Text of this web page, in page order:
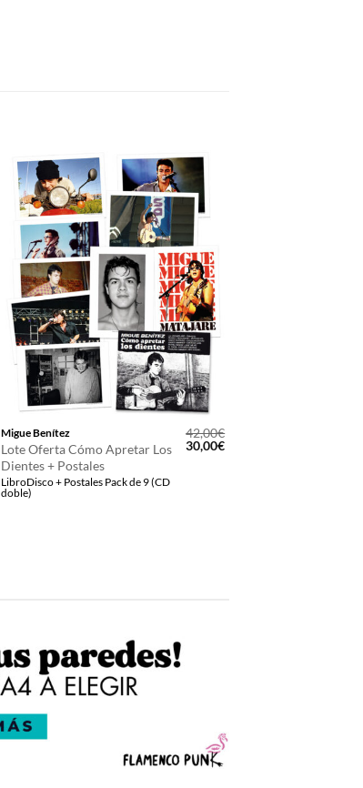
Migue Benítez
Lote Oferta Cómo Apretar Los
Dientes + Postales
LibroDisco + Postales Pack de 9 (CD
doble)
42,00€
El
precio
30,00€El